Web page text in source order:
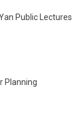
Public Lectures
Planning